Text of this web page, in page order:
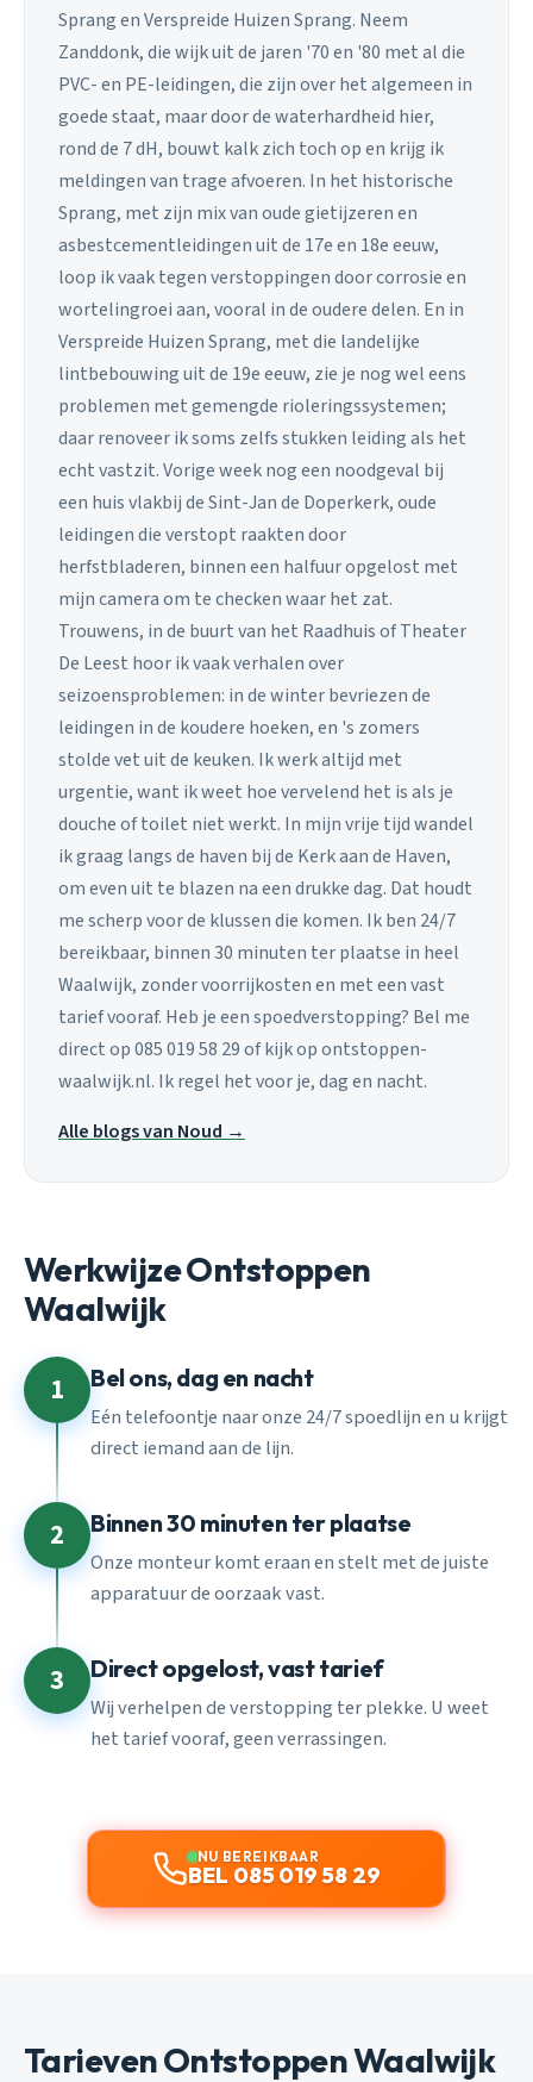
Sprang en Verspreide Huizen Sprang. Neem
Zanddonk, die wijk uit de jaren '70 en '80 met al die
PVC- en PE-leidingen, die zijn over het algemeen in
goede staat, maar door de waterhardheid hier,
rond de 7 dH, bouwt kalk zich toch op en krijg ik
meldingen van trage afvoeren. In het historische
Sprang, met zijn mix van oude gietijzeren en
asbestcementleidingen uit de 17e en 18e eeuw,
loop ik vaak tegen verstoppingen door corrosie en
wortelingroei aan, vooral in de oudere delen. En in
Verspreide Huizen Sprang, met die landelijke
lintbebouwing uit de 19e eeuw, zie je nog wel eens
problemen met gemengde rioleringssystemen;
daar renoveer ik soms zelfs stukken leiding als het
echt vastzit. Vorige week nog een noodgeval bij
een huis vlakbij de Sint-Jan de Doperkerk, oude
leidingen die verstopt raakten door
herfstbladeren, binnen een halfuur opgelost met
mijn camera om te checken waar het zat.
Trouwens, in de buurt van het Raadhuis of Theater
De Leest hoor ik vaak verhalen over
seizoensproblemen: in de winter bevriezen de
leidingen in de koudere hoeken, en 's zomers
stolde vet uit de keuken. Ik werk altijd met
urgentie, want ik weet hoe vervelend het is als je
douche of toilet niet werkt. In mijn vrije tijd wandel
ik graag langs de haven bij de Kerk aan de Haven,
om even uit te blazen na een drukke dag. Dat houdt
me scherp voor de klussen die komen. Ik ben 24/7
bereikbaar, binnen 30 minuten ter plaatse in heel
Waalwijk, zonder voorrijkosten en met een vast
tarief vooraf. Heb je een spoedverstopping? Bel me
direct op 085 019 58 29 of kijk op ontstoppen-
waalwijk.nl. Ik regel het voor je, dag en nacht.
Alle blogs van Noud →
Werkwijze Ontstoppen
Waalwijk
1 Bel ons, dag en nacht
Eén telefoontje naar onze 24/7 spoedlijn en u krijgt
direct iemand aan de lijn.
2 Binnen 30 minuten ter plaatse
Onze monteur komt eraan en stelt met de juiste
apparatuur de oorzaak vast.
3 Direct opgelost, vast tarief
Wij verhelpen de verstopping ter plekke. U weet
het tarief vooraf, geen verrassingen.
NU BEREIKBAAR
BEL 085 019 58 29
Tarieven Ontstoppen Waalwijk